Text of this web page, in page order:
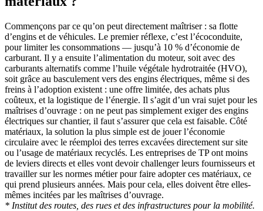
Commençons par ce qu’on peut directement maîtriser : sa flotte
d’engins et de véhicules. Le premier réflexe, c’est l’écoconduite,
pour limiter les consommations — jusqu’à 10 % d’économie de
carburant. Il y a ensuite l’alimentation du moteur, soit avec des
carburants alternatifs comme l’huile végétale hydrotraitée (HVO),
soit grâce au basculement vers des engins électriques, même si des
freins à l’adoption existent : une offre limitée, des achats plus
coûteux, et la logistique de l’énergie. Il s’agit d’un vrai sujet pour les
maîtrises d’ouvrage : on ne peut pas simplement exiger des engins
électriques sur chantier, il faut s’assurer que cela est faisable. Côté
matériaux, la solution la plus simple est de jouer l’économie
circulaire avec le réemploi des terres excavées directement sur site
ou l’usage de matériaux recyclés. Les entreprises de TP ont moins
de leviers directs et elles vont devoir challenger leurs fournisseurs et
travailler sur les normes métier pour faire adopter ces matériaux, ce
qui prend plusieurs années. Mais pour cela, elles doivent être elles-
mêmes incitées par les maîtrises d’ouvrage.
* Institut des routes, des rues et des infrastructures pour la mobilité.